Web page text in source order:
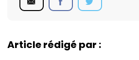
Article rédigé par :